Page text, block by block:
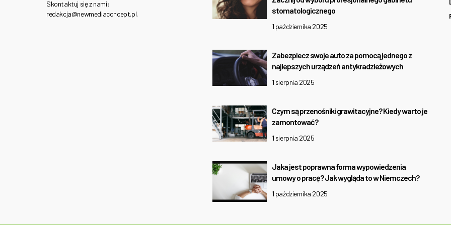
Skontaktuj się z nami:
redakcja@newmediaconcept.pl.
stomatologicznego
1 października 2025
Zabezpiecz swoje auto za pomocą jednego z
najlepszych urządzeń antykradzieżowych
1 sierpnia 2025
Czym są przenośniki grawitacyjne? Kiedy warto je
zamontować?
1 sierpnia 2025
Jaka jest poprawna forma wypowiedzenia
umowy o pracę? Jak wygląda to w Niemczech?
1 października 2025